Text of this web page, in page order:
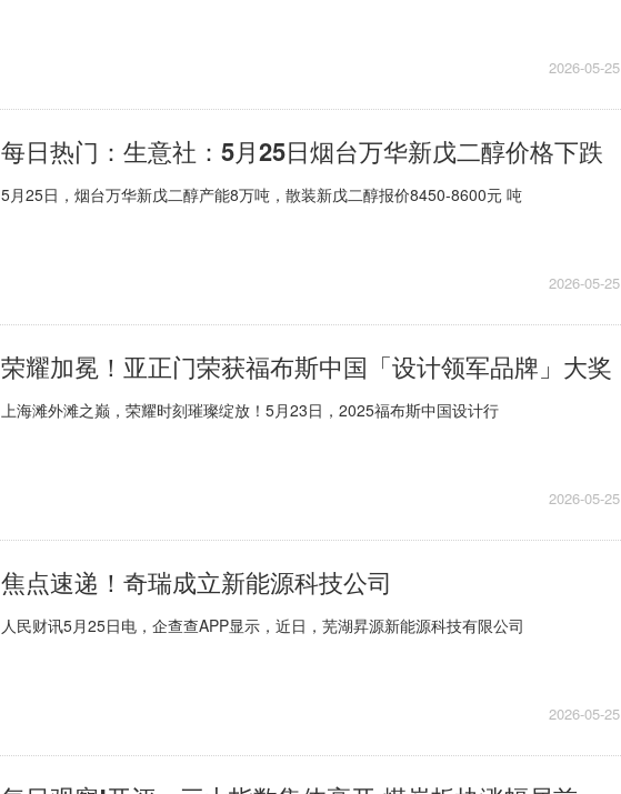
2026-05-25
每日热门：生意社：5月25日烟台万华新戊二醇价格下跌
5月25日，烟台万华新戊二醇产能8万吨，散装新戊二醇报价8450-8600元 吨
2026-05-25
荣耀加冕！亚正门荣获福布斯中国「设计领军品牌」大奖
上海滩外滩之巅，荣耀时刻璀璨绽放！5月23日，2025福布斯中国设计行
2026-05-25
焦点速递！奇瑞成立新能源科技公司
人民财讯5月25日电，企查查APP显示，近日，芜湖昇源新能源科技有限公司
2026-05-25